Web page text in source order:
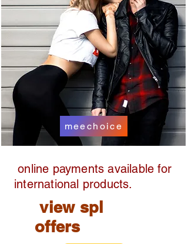
meechoice
online payments available for
international products.
view spl
offers